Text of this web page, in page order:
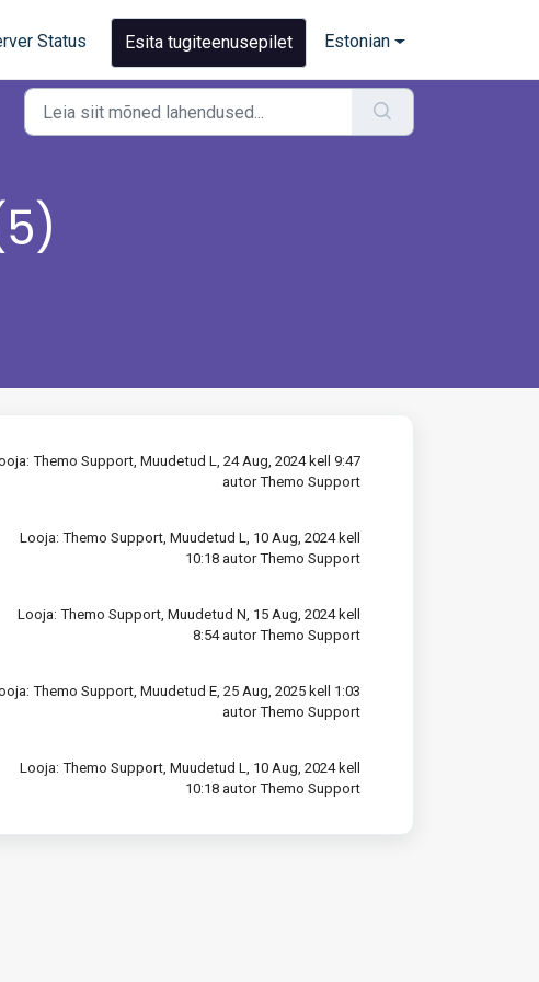
Status Esita tugiteenusepilet Estonian
Themo Support, Muudetud L, 24 Aug, 2024 kell 9:47
autor Themo Support
Looja: Themo Support, Muudetud L, 10 Aug, 2024 kell
10:18 autor Themo Support
Looja: Themo Support, Muudetud N, 15 Aug, 2024 kell
8:54 autor Themo Support
Themo Support, Muudetud E, 25 Aug, 2025 kell 1:03
autor Themo Support
Looja: Themo Support, Muudetud L, 10 Aug, 2024 kell
10:18 autor Themo Support